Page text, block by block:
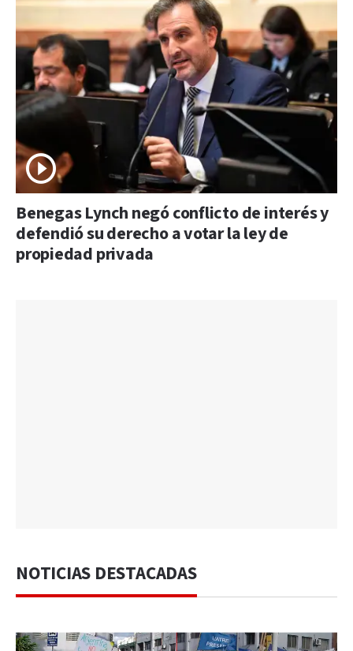
Benegas Lynch negó conflicto de interés y
defendió su derecho a votar la ley de
propiedad privada
NOTICIAS DESTACADAS